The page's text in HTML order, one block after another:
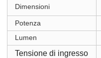
Dimensioni
Potenza
Lumen
Tensione di ingresso